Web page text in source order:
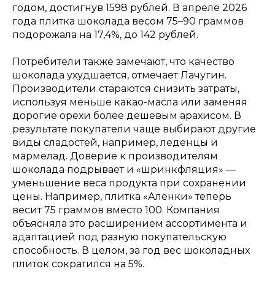
годом, достигнув 1598 рублей. В апреле 2026
года плитка шоколада весом 75–90 граммов
подорожала на 17,4%, до 142 рублей.
Потребители также замечают, что качество
шоколада ухудшается, отмечает Лачугин.
Производители стараются снизить затраты,
используя меньше какао-масла или заменяя
дорогие орехи более дешевым арахисом. В
результате покупатели чаще выбирают другие
виды сладостей, например, леденцы и
мармелад. Доверие к производителям
шоколада подрывает и «шринкфляция» —
уменьшение веса продукта при сохранении
цены. Например, плитка «Аленки» теперь
весит 75 граммов вместо 100. Компания
объясняла это расширением ассортимента и
адаптацией под разную покупательскую
способность. В целом, за год вес шоколадных
плиток сократился на 5%.